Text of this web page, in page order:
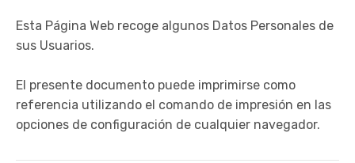
Esta Página Web recoge algunos Datos Personales de
sus Usuarios.
El presente documento puede imprimirse como
referencia utilizando el comando de impresión en las
opciones de configuración de cualquier navegador.